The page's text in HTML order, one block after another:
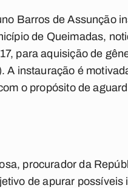
Barros de Assunção
de Queimadas,
para aquisição de
A instauração é
o propósito de
procurador da
de apurar